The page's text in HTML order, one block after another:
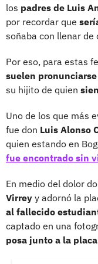
los padres de Luis
por recordar que
soñaba con llenar de
Por eso, para estas
suelen
su hijito de quien
Uno de los que más
fue don Luis Alonso
quien estando en
fue encontrado sin
En medio del dolor
Virrey y adornó la
al fallecido
captado en una
posa junto a la placa